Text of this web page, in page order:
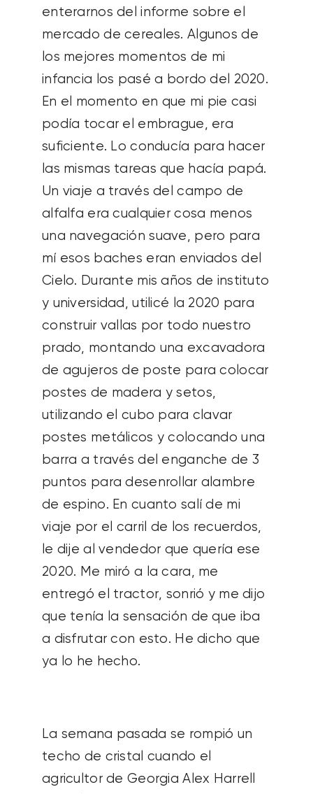
enterarnos del informe sobre el
mercado de cereales. Algunos de
los mejores momentos de mi
infancia los pasé a bordo del 2020.
En el momento en que mi pie casi
podía tocar el embrague, era
suficiente. Lo conducía para hacer
las mismas tareas que hacía papá.
Un viaje a través del campo de
alfalfa era cualquier cosa menos
una navegación suave, pero para
mí esos baches eran enviados del
Cielo. Durante mis años de instituto
y universidad, utilicé la 2020 para
construir vallas por todo nuestro
prado, montando una excavadora
de agujeros de poste para colocar
postes de madera y setos,
utilizando el cubo para clavar
postes metálicos y colocando una
barra a través del enganche de 3
puntos para desenrollar alambre
de espino. En cuanto salí de mi
viaje por el carril de los recuerdos,
le dije al vendedor que quería ese
2020. Me miró a la cara, me
entregó el tractor, sonrió y me dijo
que tenía la sensación de que iba
a disfrutar con esto. He dicho que
ya lo he hecho.
La semana pasada se rompió un
techo de cristal cuando el
agricultor de Georgia Alex Harrell